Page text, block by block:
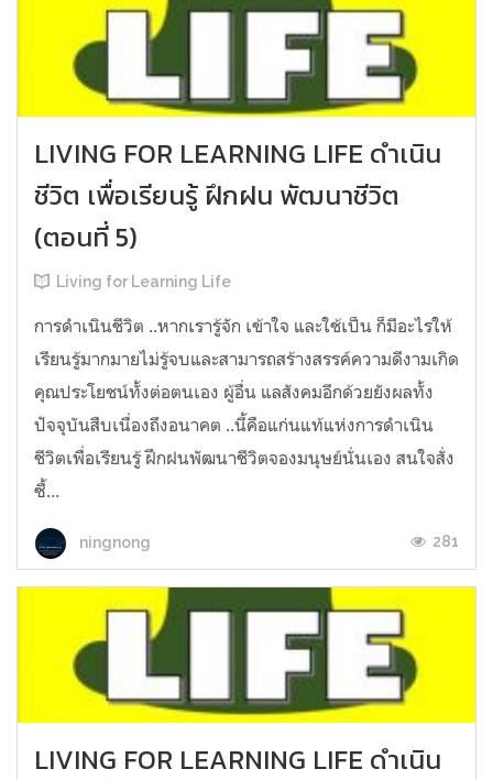
LIVING FOR LEARNING LIFE ดำเนิน
ชีวิต เพื่อเรียนรู้ ฝึกฝน พัฒนาชีวิต
(ตอนที่ 5)
Living for Learning Life
การดำเนินชีวิต​ ..หากเรารู้จัก​ เข้าใจ​ และใช้เป็น ก็มีอะไรให้
เรียนรู้มากมายไม่รู้จบ​และสามารถสร้างสรรค์ความดีงามเกิด
คุณประโยชน์ทั้งต่อตนเอง​ ผู้อื่น​ แลสังคมอีกด้วยยังผลทั้ง
ปัจจุบันสืบเนื่องถึงอนาคต​ ..นี้คือแก่นแท้แห่งการดำเนิน
ชีวิตเพื่อเรียนรู้​ ฝึก​ฝน​พัฒนาชีวิตจองมนุษย์นั่นเอง สนใจสั่ง
ซื้...
ningnong 281
LIVING FOR LEARNING LIFE ดำเนิน